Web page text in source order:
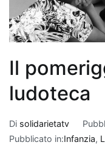
Il
ludoteca
Di solidarietatv
Pubblicato in:Infanzia,